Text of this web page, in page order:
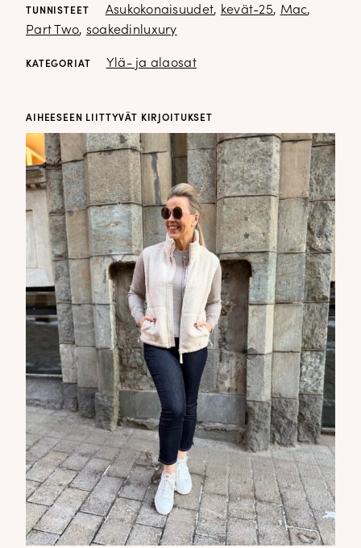
TUNNISTEET Asukokonaisuudet, kevät-25, Mac,
Part Two, soakedinluxury
KATEGORIAT Ylä- ja alaosat
AIHEESEEN LIITTYVÄT KIRJOITUKSET